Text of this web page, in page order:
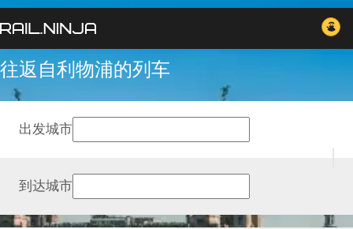
往返自利物浦的列车
出发城市
到达城市